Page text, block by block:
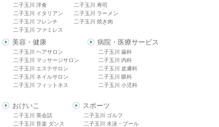
二子玉川 洋食
二子玉川 イタリアン
二子玉川 フレンチ
二子玉川 ファミレス
二子玉川 寿司
二子玉川 ラーメン
二子玉川 焼き肉
美容・健康
二子玉川 ヘアサロン
二子玉川 マッサージサロン
二子玉川 エステサロン
二子玉川 ネイルサロン
二子玉川 フィットネス
病院・医療サービス
二子玉川 歯科
二子玉川 内科
二子玉川 皮膚科
二子玉川 眼科
二子玉川 小児科
おけいこ
二子玉川 英会話
二子玉川 音楽 ダンス
スポーツ
二子玉川 ゴルフ
二子玉川 水泳・プール